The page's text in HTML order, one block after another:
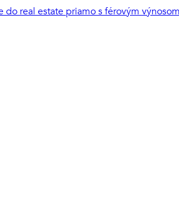
do real estate priamo s férovým